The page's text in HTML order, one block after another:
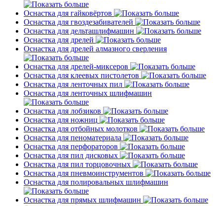
Оснастка для гайковёртов
Оснастка для гвоздезабивателей
Оснастка для дельташлифмашин
Оснастка для дрелей
Оснастка для дрелей алмазного сверления
Оснастка для дрелей-миксеров
Оснастка для клеевых пистолетов
Оснастка для ленточных пил
Оснастка для ленточных шлифмашин
Оснастка для лобзиков
Оснастка для ножниц
Оснастка для отбойных молотков
Оснастка для пеноматериала
Оснастка для перфораторов
Оснастка для пил дисковых
Оснастка для пил торцовочных
Оснастка для пневмоинструментов
Оснастка для полировальных шлифмашин
Оснастка для прямых шлифмашин